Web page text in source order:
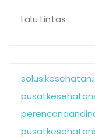
Lalu Lintas